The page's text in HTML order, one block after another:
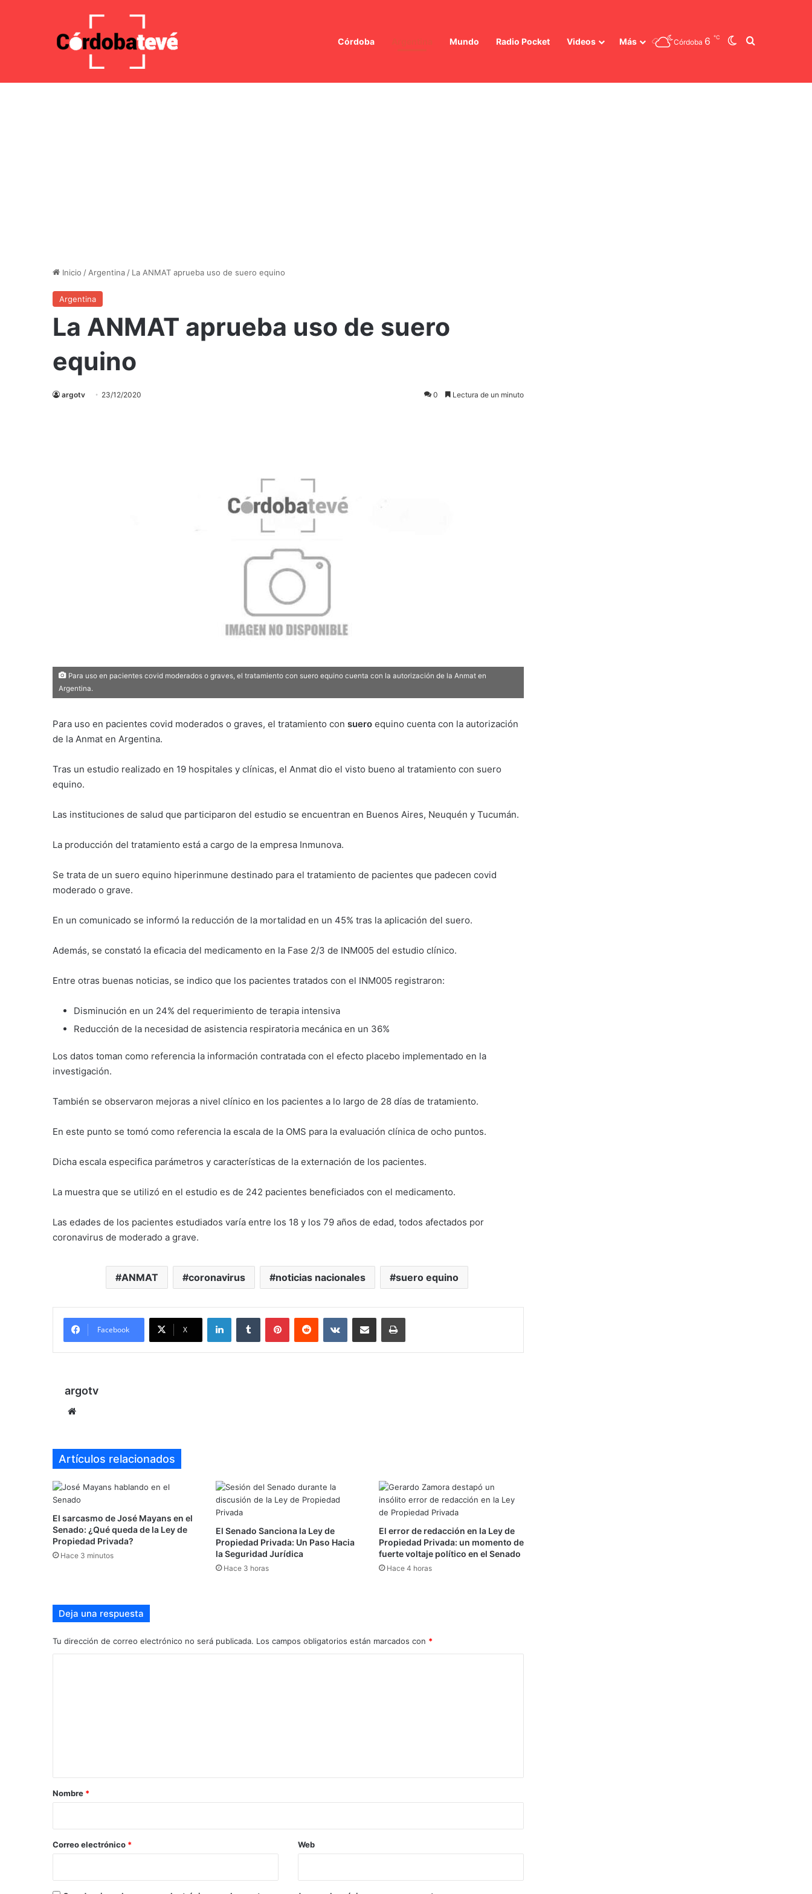
Córdoba Mundo Radio Pocket Videos Más Córdoba 6 ℃ Switch skin
Buscar
7 agosto 2026, 5:02 AM Noticias de última hora
Inicio / Argentina / La ANMAT aprueba uso de suero equino
Argentina
La ANMAT aprueba uso de suero
equino
argotv 23/12/2020 0 Lectura de un minuto
Para uso en pacientes covid moderados o graves, el tratamiento con suero equino cuenta con la autorización de la Anmat en
Argentina.
Para uso en pacientes covid moderados o graves, el tratamiento con suero equino cuenta con la autorización
de la Anmat en Argentina.
Tras un estudio realizado en 19 hospitales y clínicas, el Anmat dio el visto bueno al tratamiento con suero
equino.
Las instituciones de salud que participaron del estudio se encuentran en Buenos Aires, Neuquén y Tucumán.
La producción del tratamiento está a cargo de la empresa Inmunova.
Se trata de un suero equino hiperinmune destinado para el tratamiento de pacientes que padecen covid
moderado o grave.
En un comunicado se informó la reducción de la mortalidad en un 45% tras la aplicación del suero.
Además, se constató la eficacia del medicamento en la Fase 2/3 de INM005 del estudio clínico.
Entre otras buenas noticias, se indico que los pacientes tratados con el INM005 registraron:
Disminución en un 24% del requerimiento de terapia intensiva
Reducción de la necesidad de asistencia respiratoria mecánica en un 36%
Los datos toman como referencia la información contratada con el efecto placebo implementado en la
investigación.
También se observaron mejoras a nivel clínico en los pacientes a lo largo de 28 días de tratamiento.
En este punto se tomó como referencia la escala de la OMS para la evaluación clínica de ocho puntos.
Dicha escala especifica parámetros y características de la externación de los pacientes.
La muestra que se utilizó en el estudio es de 242 pacientes beneficiados con el medicamento.
Las edades de los pacientes estudiados varía entre los 18 y los 79 años de edad, todos afectados por
coronavirus de moderado a grave.
ANMAT coronavirus noticias nacionales suero equino
Facebook X
LinkedInTumblr PinterestReddit VKontakte
Compartir por mail Imprimir
argotv
Artículos relacionados
El sarcasmo de José Mayans en el
Senado: ¿Qué queda de la Ley de
Propiedad Privada?
Hace 3 minutos
El Senado Sanciona la Ley de
Propiedad Privada: Un Paso Hacia
la Seguridad Jurídica
Hace 3 horas
El error de redacción en la Ley de
Propiedad Privada: un momento de
fuerte voltaje político en el Senado
Hace 4 horas
Deja una respuesta
Tu dirección de correo electrónico no será publicada. Los campos obligatorios están marcados con *
r
*
Nombre *
Correo electrónico * Web